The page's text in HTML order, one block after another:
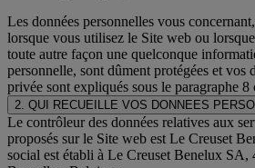
Les données personnelles vous
lorsque vous utilisez le Site web ou
toute autre façon une quelconque
personnelle, sont dûment protégées et vos
privée sont expliqués sous le paragraphe 8
2. QUI RECUEILLE VOS DONNEES
Le contrôleur des données relatives aux
proposés sur le Site web est Le Creuset
social est établi à Le Creuset Benelux SA,